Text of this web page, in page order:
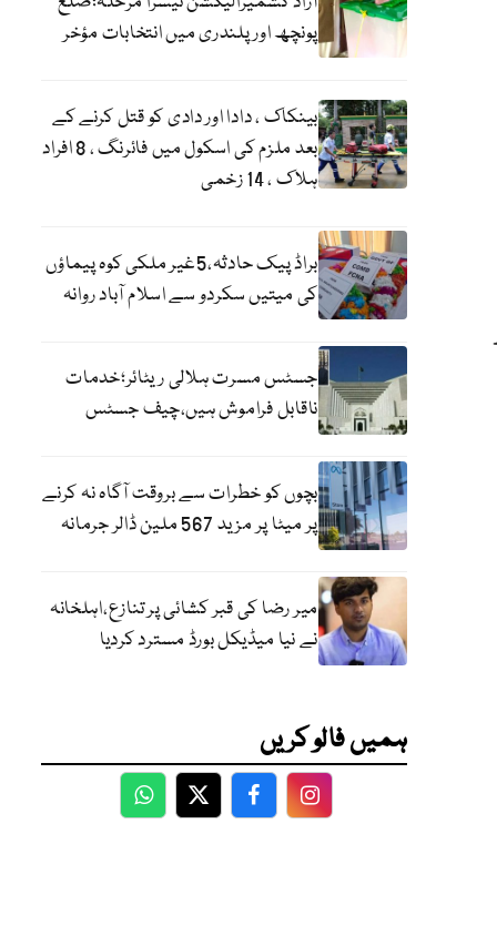
پونچھ اور پلندری میں انتخابات مؤخر
بینکاک ، دادا اور دادی کو قتل کرنے کے
بعد ملزم کی اسکول میں فائرنگ ، 8 افراد
ہلاک ، 14 زخمی
براڈ پیک حادثہ،5غیر ملکی کوہ پیماؤں
کی میتیں سکردو سے اسلام آباد روانہ
جسٹس مسرت ہلالی ریٹائر؛خدمات
ناقابل فراموش ہیں،چیف جسٹس
بچوں کو خطرات سے بروقت آگاہ نہ کرنے
پر میٹا پر مزید 567 ملین ڈالر جرمانہ
میر رضا کی قبر کشائی پر تنازع،اہلخانہ
نے نیا میڈیکل بورڈ مسترد کردیا
ہمیں فالو کریں
WhatsApp
TwitterFacebookFacebook